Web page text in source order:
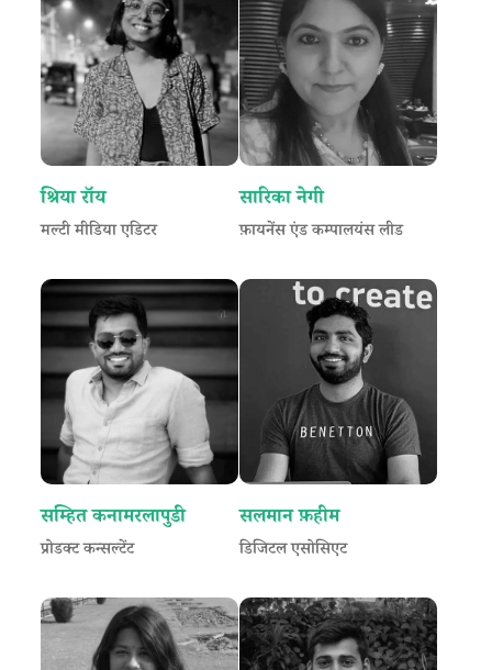
श्रिया रॉय
मल्टी मीडिया एडिटर
सारिका नेगी
फ़ायनेंस एंड कम्पालयंस लीड
सम्हित कनामरलापुडी
प्रोडक्ट कन्सल्टेंट
सलमान फ़हीम
डिजिटल एसोसिएट